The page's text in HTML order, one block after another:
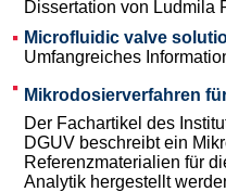
Dissertation von Ludmila
Microfluidic valve
Umfangreiches
Mikrodosierverfahren
Der Fachartikel des
DGUV beschreibt ein
Referenzmaterialien für
Analytik hergestellt